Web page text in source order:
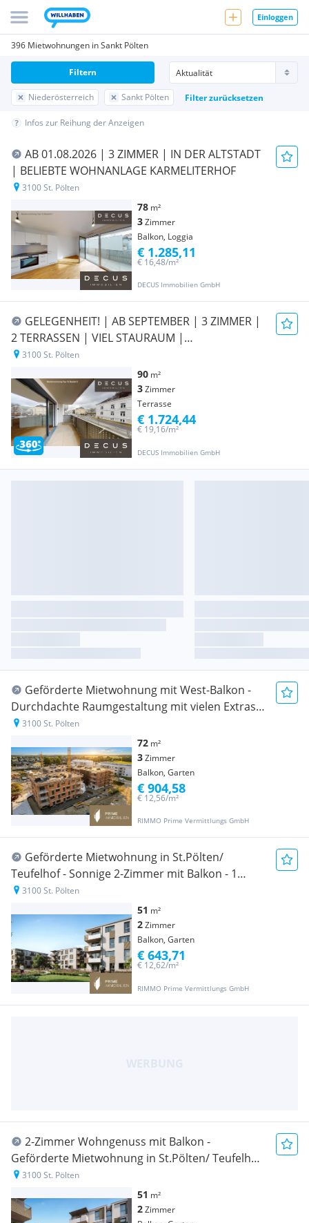
Einloggen
396 Mietwohnungen in Sankt Pölten
Niederösterreich Sankt Pölten Filter zurücksetzen
Filtern
Infos zur Reihung der Anzeigen
AB 01.08.2026 | 3 ZIMMER | IN DER ALTSTADT
| BELIEBTE WOHNANLAGE KARMELITERHOF
3100 St. Pölten
78 m²
3Zimmer
Balkon, Loggia
DECUS Immobilien GmbH
€ 16,48/m²
€ 1.285,11
GELEGENHEIT! | AB SEPTEMBER | 3 ZIMMER |
2 TERRASSEN | VIEL STAURAUM |
KARMELITERHOF
3100 St. Pölten
90 m²
3Zimmer
Terrasse
DECUS Immobilien GmbH
€ 19,16/m²
€ 1.724,44
Geförderte Mietwohnung mit West-Balkon -
Durchdachte Raumgestaltung mit vielen Extras -
Gute Anbindung - 2 Stellplätze inklusive
3100 St. Pölten
72 m²
3Zimmer
Balkon, Garten
RIMMO Prime Vermittlungs GmbH
€ 12,56/m²
€ 904,58
Geförderte Mietwohnung in St.Pölten/
Teufelhof - Sonnige 2-Zimmer mit Balkon - 1
Stellplatz inklusive
3100 St. Pölten
51 m²
2Zimmer
Balkon, Garten
RIMMO Prime Vermittlungs GmbH
€ 12,62/m²
€ 643,71
2-Zimmer Wohngenuss mit Balkon -
Geförderte Mietwohnung in St.Pölten/ Teufelhof
- Hochwertige Ausstattung - 1 Stellplatz inklusive
3100 St. Pölten
51 m²
2Zimmer